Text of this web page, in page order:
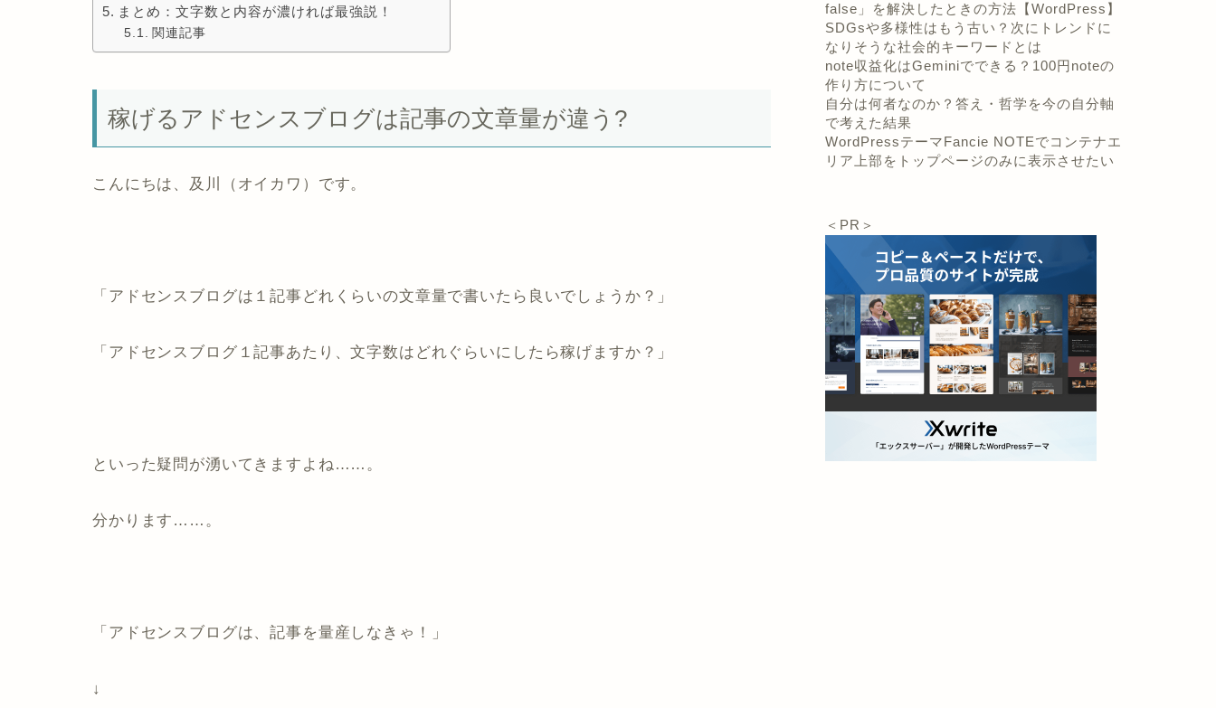
まとめ：文字数と内容が濃ければ最強説！
関連記事
稼げるアドセンスブログは記事の文章量が違う?
こんにちは、及川（オイカワ）です。
「アドセンスブログは１記事どれくらいの文章量で書いたら良いでしょうか？」
「アドセンスブログ１記事あたり、文字数はどれぐらいにしたら稼げますか？」
といった疑問が湧いてきますよね……。
分かります……。
「アドセンスブログは、記事を量産しなきゃ！」
↓
false」を解決したときの方法【WordPress】
SDGsや多様性はもう古い？次にトレンドに
なりそうな社会的キーワードとは
note収益化はGeminiでできる？100円noteの
作り方について
自分は何者なのか？答え・哲学を今の自分軸
で考えた結果
WordPressテーマFancie NOTEでコンテナエ
リア上部をトップページのみに表示させたい
＜PR＞